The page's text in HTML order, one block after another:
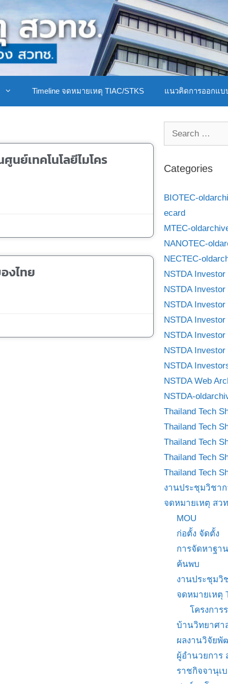
Timeline จดหมายเหตุ TIAC/STKS แนวคิดการออกแ
นย์เทคโนโลยีไมโคร
งไทย
Categories
BIOTEC-
ecard
MTEC-
NANOTEC-
NECTEC-
NSTDA
NSTDA
NSTDA
NSTDA
NSTDA
NSTDA
NSTDA
NSTDA Web
NSTDA-
Thailand Tech
Thailand Tech
Thailand Tech
Thailand Tech
Thailand Tech
งานประชุมวิชา
จดหมายเหตุ สว
MOU
ก่อตั้ง จัดตั้ง
การจัดหาฐา
ค้นพบ
งานประชุมวิ
จดหมายเหตุ
โครงกา
บ้านวิทยาศา
ผลงานวิจัยพั
ผู้อำนวยการ
ราชกิจจานุเ